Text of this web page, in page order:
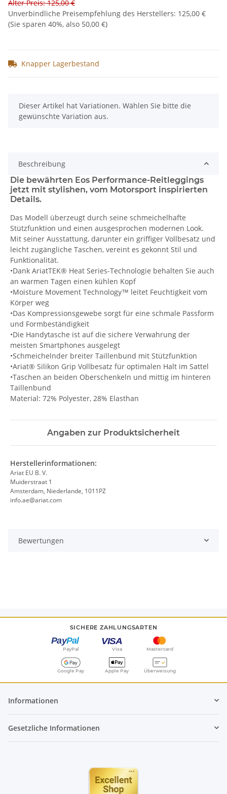
Alter Preis: 125,00 €
Unverbindliche Preisempfehlung des Herstellers: 125,00 €
(Sie sparen 40%, also 50,00 €)
Knapper Lagerbestand
x
Dieser Artikel hat Variationen. Wählen Sie bitte die
gewünschte Variation aus.
Beschreibung
Die bewährten Eos Performance-Reitleggings
jetzt mit stylishen, vom Motorsport inspirierten
Details.
Das Modell überzeugt durch seine schmeichelhafte
Stützfunktion und einen ausgesprochen modernen Look.
Mit seiner Ausstattung, darunter ein griffiger Vollbesatz und
leicht zugängliche Taschen, vereint es gekonnt Stil und
Funktionalität.
•Dank AriatTEK® Heat Series-Technologie behalten Sie auch
an warmen Tagen einen kühlen Kopf
•Moisture Movement Technology™ leitet Feuchtigkeit vom
Körper weg
•Das Kompressionsgewebe sorgt für eine schmale Passform
und Formbeständigkeit
•Die Handytasche ist auf die sichere Verwahrung der
meisten Smartphones ausgelegt
•Schmeichelnder breiter Taillenbund mit Stützfunktion
•Ariat® Silikon Grip Vollbesatz für optimalen Halt im Sattel
•Taschen an beiden Oberschenkeln und mittig im hinteren
Taillenbund
Material: 72% Polyester, 28% Elasthan
Angaben zur Produktsicherheit
Herstellerinformationen:
Ariat EU B. V.
Muiderstraat 1
Amsterdam, Niederlande, 1011PZ
info.ae@ariat.com
Bewertungen
SICHERE ZAHLUNGSARTEN
PayPal Visa Mastercard
Google Pay Apple Pay Überweisung
Informationen
Gesetzliche Informationen